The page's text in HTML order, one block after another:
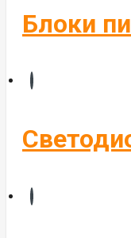
Блоки